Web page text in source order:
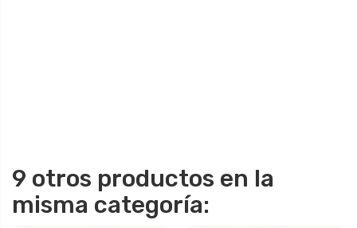
9 otros productos en la
misma categoría: